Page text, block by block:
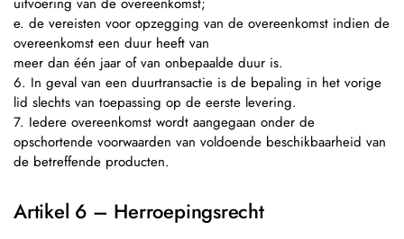
e. de vereisten voor opzegging van de overeenkomst indien de
overeenkomst een duur heeft van
meer dan één jaar of van onbepaalde duur is.
6. In geval van een duurtransactie is de bepaling in het vorige
lid slechts van toepassing op de eerste levering.
7. Iedere overeenkomst wordt aangegaan onder de
opschortende voorwaarden van voldoende beschikbaarheid van
de betreffende producten.
Artikel 6 – Herroepingsrecht